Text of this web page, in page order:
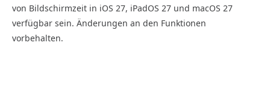
von Bildschirmzeit in iOS 27, iPadOS 27 und macOS 27
verfügbar sein. Änderungen an den Funktionen
vorbehalten.